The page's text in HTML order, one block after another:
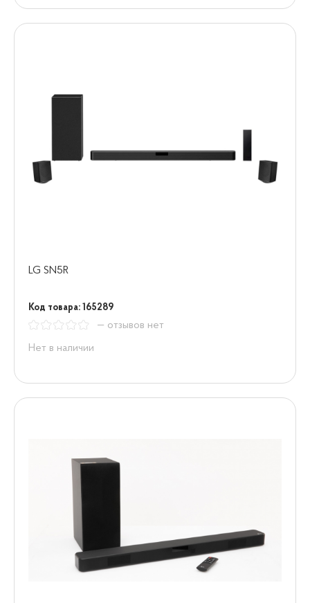
LG SN5R
Код товара: 165289
— отзывов нет
Нет в наличии